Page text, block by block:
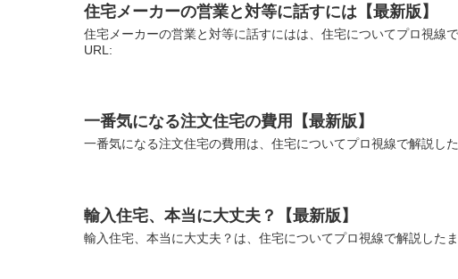
住宅メーカーの営業と対等に話すには【最新版】
住宅メーカーの営業と対等に話すにはは、住宅についてプロ視線
URL:
一番気になる注文住宅の費用【最新版】
一番気になる注文住宅の費用は、住宅についてプロ視線で解説
輸入住宅、本当に大丈夫？【最新版】
輸入住宅、本当に大丈夫？は、住宅についてプロ視線で解説し